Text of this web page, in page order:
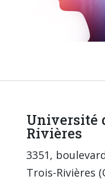
Université
Rivières
3351,
Trois-Rivières